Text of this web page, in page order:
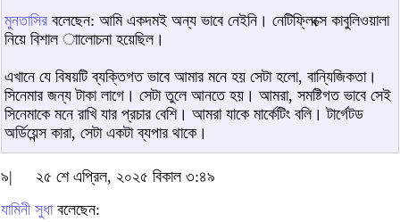
মুনতাসির বলেছেন: আমি একদমই অন্য ভাবে নেইনি। নেটিফ্লিক্সে কাবুলিওয়ালা
নিয়ে বিশাল াালোচনা হয়েছিল।
এখানে যে বিষয়টি ব্যক্তিগত ভাবে আমার মনে হয় সেটা হলো, বান্যিজিকতা।
সিনেমার জন্য টাকা লাগে। সেটা তুলে আনতে হয়। আমরা, সমষ্টিগত ভাবে সেই
সিনেমাকে মনে রাখি যার প্রচার বেশি। আমরা যাকে মার্কেটিং বলি। টার্গেটড
অর্ডিয়েন্স কারা, সেটা একটা ব্যপার থাকে।
৯|
২৫ শে এপ্রিল, ২০২৫ বিকাল ৩:৪৯
যামিনী সুধাবলেছেন: